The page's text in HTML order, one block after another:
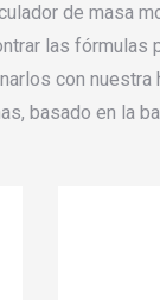
de masa
las
con
basado en la